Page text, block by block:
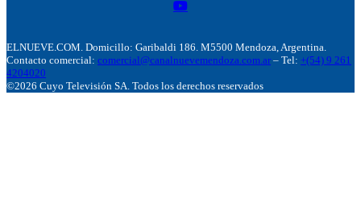
ELNUEVE.COM. Domicillo: Garibaldi 186. M5500 Mendoza, Argentina.
Contacto comercial: comercial@canalnuevemendoza.com.ar – Tel: +(54) 9 261
4204020
©2026 Cuyo Televisión SA. Todos los derechos reservados